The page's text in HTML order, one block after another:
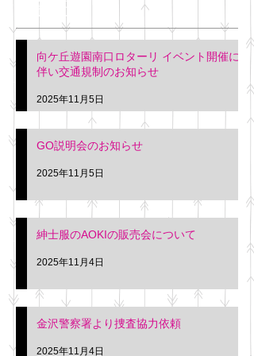
明日(11月6日)午後3時～5
階会議室にてGOの説明会
を行います。 神奈川個人
タクシー協同組合 専務 佐
久間
最新記事
向ケ丘遊園南口ロターリ イベント開催に
伴い交通規制のお知らせ
2025年11月5日
GO説明会のお知らせ
2025年11月5日
紳士服のAOKIの販売会について
2025年11月4日
金沢警察署より捜査協力依頼
2025年11月4日